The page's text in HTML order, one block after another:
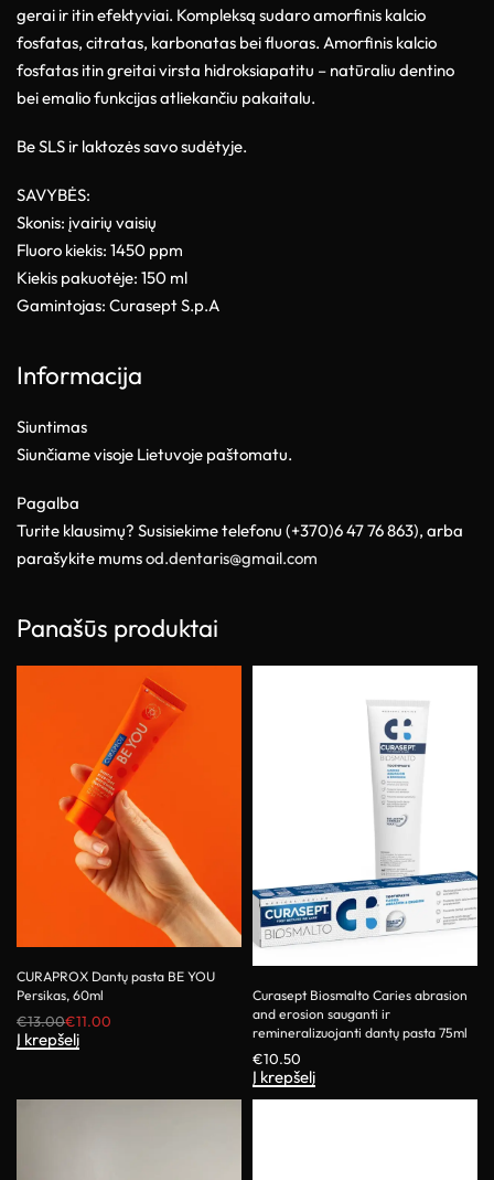
gerai ir itin efektyviai. Kompleksą sudaro amorfinis kalcio
fosfatas, citratas, karbonatas bei fluoras. Amorfinis kalcio
fosfatas itin greitai virsta hidroksiapatitu – natūraliu dentino
bei emalio funkcijas atliekančiu pakaitalu.
Be SLS ir laktozės savo sudėtyje.
SAVYBĖS:
Skonis: įvairių vaisių
Fluoro kiekis: 1450 ppm
Kiekis pakuotėje: 150 ml
Gamintojas: Curasept S.p.A
Informacija
Siuntimas
Siunčiame visoje Lietuvoje paštomatu.
Pagalba
Turite klausimų? Susisiekime telefonu (+370)6 47 76 863), arba
parašykite mumsod.dentaris@gmail.com
Panašūs produktai
CURAPROX Dantų pasta BE YOU
Persikas, 60ml
€13.00€11.00
Į krepšelį
Curasept Biosmalto Caries abrasion
and erosion sauganti ir
remineralizuojanti dantų pasta 75ml
€10.50
Į krepšelį